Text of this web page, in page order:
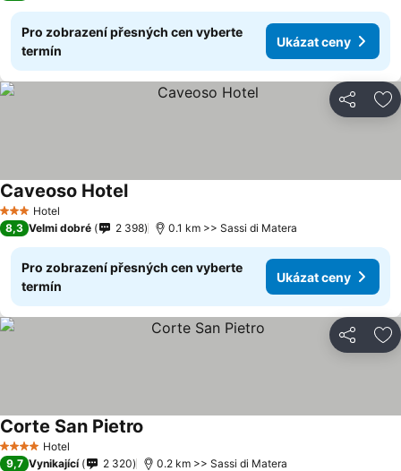
Pro zobrazení přesných cen vyberte
termín
Ukázat ceny
Sdílet
3 Počet hvězdiček
Hotel
Caveoso Hotel
8,3 Velmi dobré 2 398 0.1 km >> Sassi di Matera
Pro zobrazení přesných cen vyberte
termín
Ukázat ceny
Sdílet
4 Počet hvězdiček
Hotel
Corte San Pietro
9,7 Vynikající 2 320 0.2 km >> Sassi di Matera